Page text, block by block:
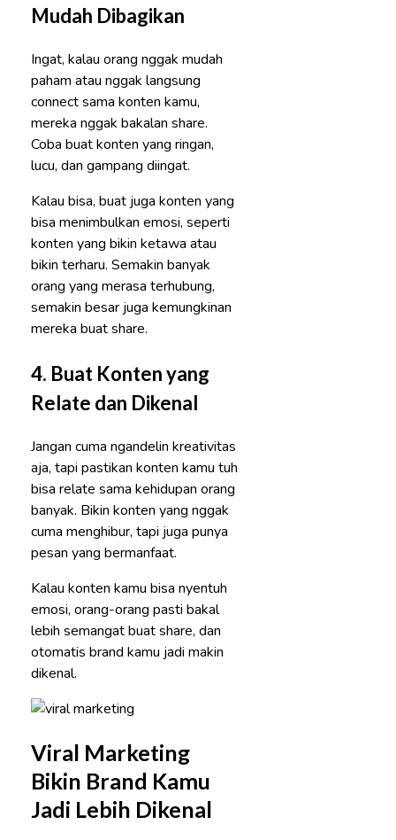
Mudah Dibagikan
Ingat, kalau orang nggak mudah
paham atau nggak langsung
connect sama konten kamu,
mereka nggak bakalan share.
Coba buat konten yang ringan,
lucu, dan gampang diingat.
Kalau bisa, buat juga konten yang
bisa menimbulkan emosi, seperti
konten yang bikin ketawa atau
bikin terharu. Semakin banyak
orang yang merasa terhubung,
semakin besar juga kemungkinan
mereka buat share.
4. Buat Konten yang
Relate dan Dikenal
Jangan cuma ngandelin kreativitas
aja, tapi pastikan konten kamu tuh
bisa relate sama kehidupan orang
banyak. Bikin konten yang nggak
cuma menghibur, tapi juga punya
pesan yang bermanfaat.
Kalau konten kamu bisa nyentuh
emosi, orang-orang pasti bakal
lebih semangat buat share, dan
otomatis brand kamu jadi makin
dikenal.
Viral Marketing
Bikin Brand Kamu
Jadi Lebih Dikenal